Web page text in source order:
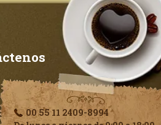
00 55 11 2409-8994